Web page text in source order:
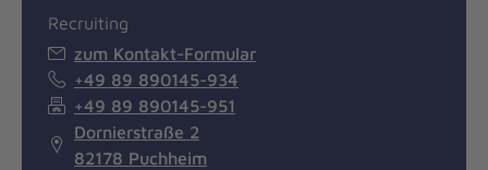
Recruiting
zum Kontakt-Formular
+49 89 890145-934
+49 89 890145-951
Dornierstraße 2
82178 Puchheim